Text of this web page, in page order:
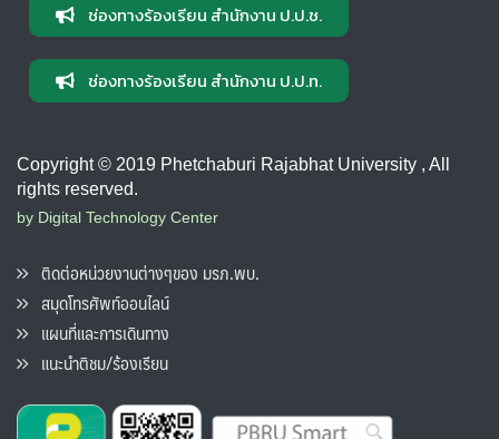
ช่องทางร้องเรียน สำนักงาน ป.ป.ช.
ช่องทางร้องเรียน สำนักงาน ป.ป.ท.
Copyright © 2019 Phetchaburi Rajabhat University , All
rights reserved.
by Digital Technology Center
ติดต่อหน่วยงานต่างๆของ มรภ.พบ.
สมุดโทรศัพท์ออนไลน์
แผนที่และการเดินทาง
แนะนำติชม/ร้องเรียน